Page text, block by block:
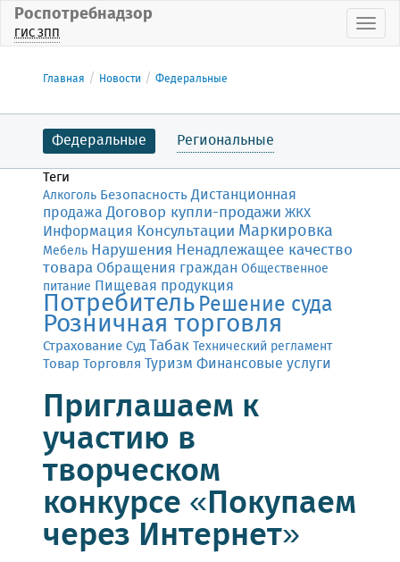
Роспотребнадзор
ГИС ЗПП
Главная Новости Федеральные
Федеральные Региональные
Теги
Алкоголь БезопасностьДистанционная
продажа Договор купли-продажи ЖКХ
Информация Консультации Маркировка
Мебель Нарушения Ненадлежащее качество
товара Обращения граждан Общественное
питание Пищевая продукция
ПотребительРешение суда
Розничная торговля
СтрахованиеСудТабакТехнический регламент
Товар Торговля Туризм Финансовые услуги
Приглашаем к
участию в
творческом
конкурсе «Покупаем
через Интернет»